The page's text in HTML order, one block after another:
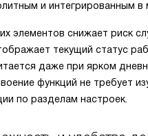
и интегрированным в
элементов снижает риск
текущий статус
даже при ярком
функций не требует
по разделам настроек.